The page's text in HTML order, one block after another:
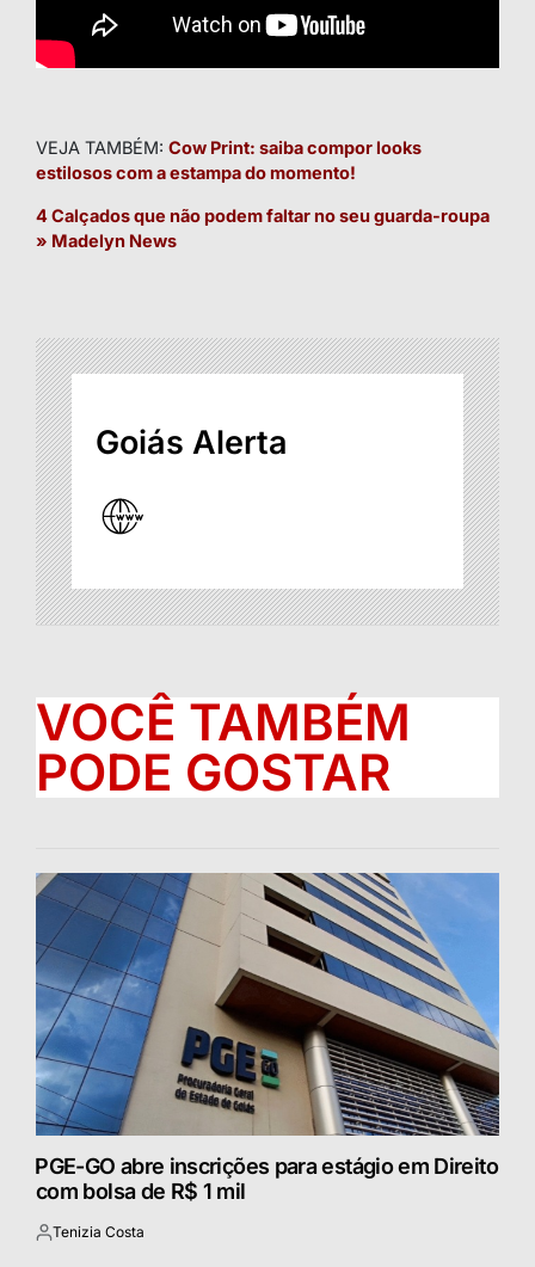
VEJA TAMBÉM: Cow Print: saiba compor looks
estilosos com a estampa do momento!
4 Calçados que não podem faltar no seu guarda-roupa
» Madelyn News
Goiás Alerta
VOCÊ TAMBÉM
PODE GOSTAR
⁠PGE-GO abre inscrições para estágio em Direito
com bolsa de R$ 1 mil
Postado
Tenizia Costa